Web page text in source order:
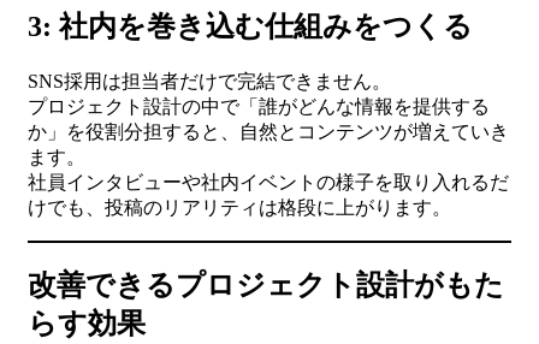
3: 社内を巻き込む仕組みをつくる
SNS採用は担当者だけで完結できません。
プロジェクト設計の中で「誰がどんな情報を提供する
か」を役割分担すると、自然とコンテンツが増えていき
ます。
社員インタビューや社内イベントの様子を取り入れるだ
けでも、投稿のリアリティは格段に上がります。
改善できるプロジェクト設計がもた
らす効果